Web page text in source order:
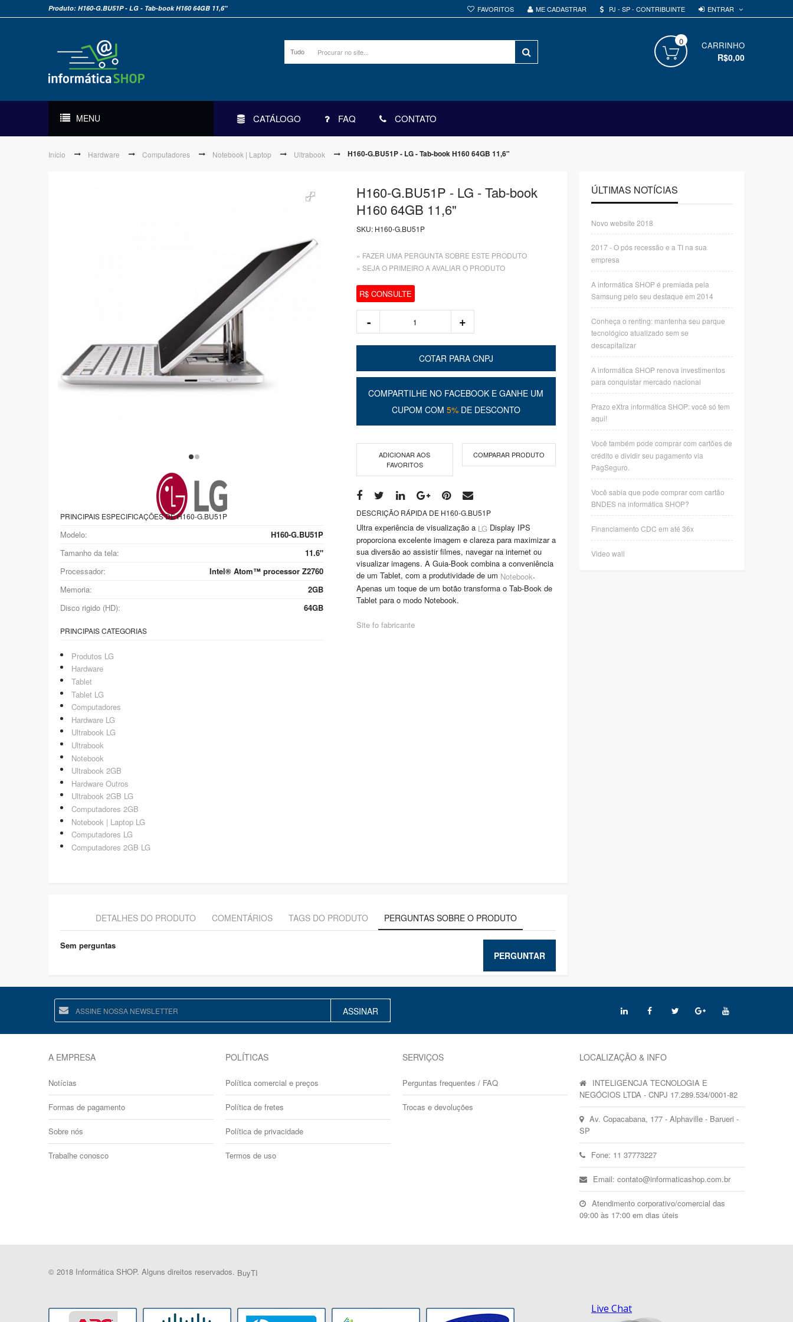
FAVORITOS ME CADASTRAR PJ - SP - CONTRIBUINTE ENTRAR
Produto: H160-G.BU51P - LG - Tab-book H160 64GB 11,6"
Tudo
CARRINHO
0
R$0,00
MENU CATÁLOGO FAQ CONTATO
Início Hardware Computadores Notebook | Laptop Ultrabook H160-G.BU51P - LG - Tab-book H160 64GB 11,6"
PRINCIPAIS ESPECIFICAÇÕES DE H160-G.BU51P
Modelo:
H160-G.BU51P
Tamanho da tela:
11.6"
Processador:
Intel® Atom™ processor Z2760
Memoria:
2GB
Disco rigido (HD):
64GB
PRINCIPAIS CATEGORIAS
Produtos LG
Hardware
Tablet
Tablet LG
Computadores
Hardware LG
Ultrabook LG
Ultrabook
Notebook
Ultrabook 2GB
Hardware Outros
Ultrabook 2GB LG
Computadores 2GB
Notebook | Laptop LG
Computadores LG
Computadores 2GB LG
H160-G.BU51P - LG - Tab-book
H160 64GB 11,6"
SKU: H160-G.BU51P
» FAZER UMA PERGUNTA SOBRE ESTE PRODUTO
» SEJA O PRIMEIRO A AVALIAR O PRODUTO
R$ CONSULTE
COTAR PARA CNPJ
COMPARTILHE NO FACEBOOK E GANHE UM
CUPOM COM 5%DE DESCONTO
ADICIONAR AOS
FAVORITOS
COMPARAR PRODUTO
DESCRIÇÃO RÁPIDA DE H160-G.BU51P
Ultra experiência de visualização a LG Display IPS
proporciona excelente imagem e clareza para maximizar a
sua diversão ao assistir filmes, navegar na internet ou
visualizar imagens. A Guia-Book combina a conveniência
de um Tablet, com a produtividade de um Notebook.
Apenas um toque de um botão transforma o Tab-Book de
Tablet para o modo Notebook.
Site fo fabricante
DETALHES DO PRODUTO COMENTÁRIOS TAGS DO PRODUTO PERGUNTAS SOBRE O PRODUTO
PERGUNTAR
Sem perguntas
ÚLTIMAS NOTÍCIAS
Novo website 2018
2017 - O pós recessão e a TI na sua
empresa
A informática SHOP é premiada pela
Samsung pelo seu destaque em 2014
Conheça o renting: mantenha seu parque
tecnológico atualizado sem se
descapitalizar
A informática SHOP renova investimentos
para conquistar mercado nacional
Prazo eXtra informática SHOP: você só tem
aqui!
Você também pode comprar com cartões de
crédito e dividir seu pagamento via
PagSeguro.
Você sabia que pode comprar com cartão
BNDES na informática SHOP?
Financiamento CDC em até 36x
Video wall
ASSINAR
A EMPRESA
Notícias
Formas de pagamento
Sobre nós
Trabalhe conosco
POLÍTICAS
Política comercial e preços
Política de fretes
Política de privacidade
Termos de uso
SERVIÇOS
Perguntas frequentes / FAQ
Trocas e devoluções
LOCALIZAÇÃO & INFO
INTELIGENCJA TECNOLOGIA E
NEGÓCIOS LTDA - CNPJ 17.289.534/0001-82
Av. Copacabana, 177 - Alphaville - Barueri -
SP
Fone: 11 37773227
Email: contato@informaticashop.com.br
Atendimento corporativo/comercial das
09:00 às 17:00 em dias úteis
© 2018 Informática SHOP. Alguns direitos reservados. BuyTI